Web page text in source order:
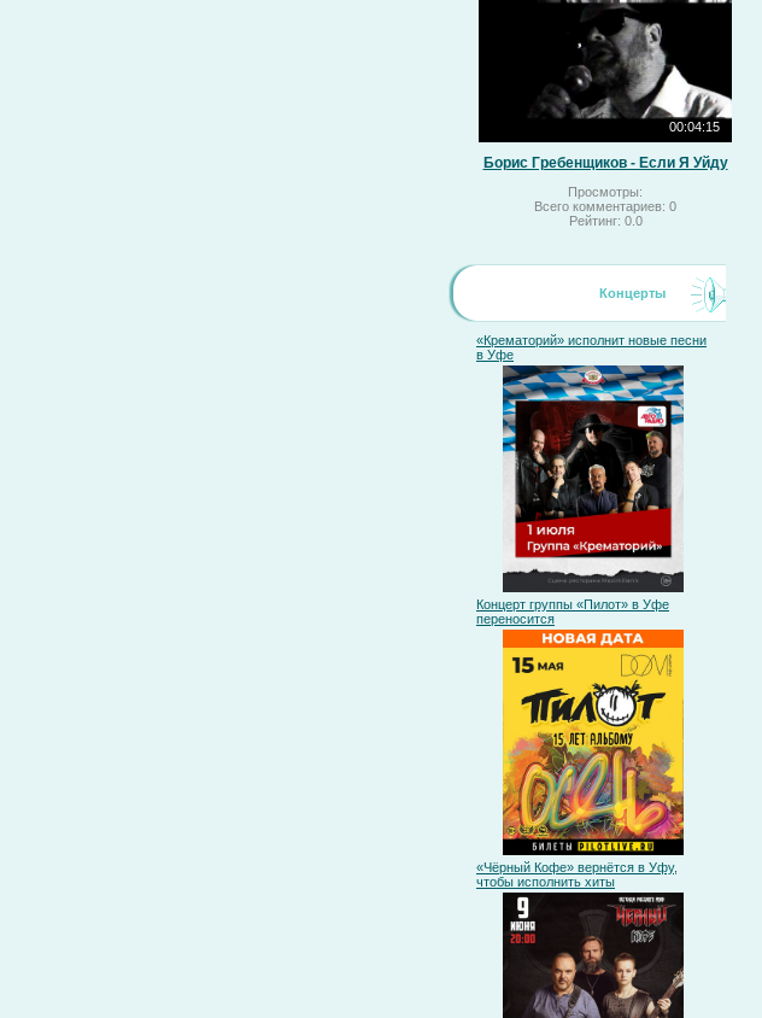
00:04:15
Борис Гребенщиков - Если Я Уйду
Просмотры:
Всего комментариев: 0
Рейтинг: 0.0
Концерты
«Крематорий» исполнит новые песни
в Уфе
Концерт группы «Пилот» в Уфе
переносится
«Чёрный Кофе» вернётся в Уфу,
чтобы исполнить хиты